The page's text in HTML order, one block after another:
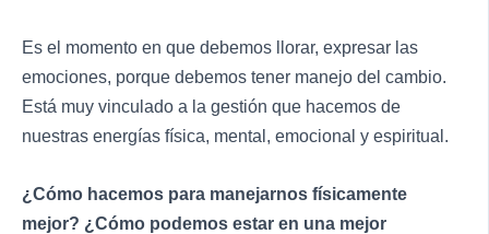
Es el momento en que debemos llorar, expresar las
emociones, porque debemos tener manejo del cambio.
Está muy vinculado a la gestión que hacemos de
nuestras energías física, mental, emocional y espiritual.
¿Cómo hacemos para manejarnos físicamente
mejor? ¿Cómo podemos estar en una mejor